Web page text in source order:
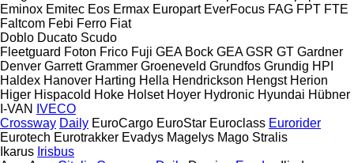
Eminox Emitec Eos Ermax Europart EverFocus FAG FPT FTE
Faltcom Febi Ferro Fiat
Doblo Ducato Scudo
Fleetguard Foton Frico Fuji GEA Bock GEA GSR GT Gardner
Denver Garrett Grammer Groeneveld Grundfos Grundig HPI
Haldex Hanover Harting Hella Hendrickson Hengst Herion
Higer Hispacold Hoke Holset Hoyer Hydronic Hyundai Hübner
I-VAN
IVECO
Crossway Daily EuroCargo EuroStar Euroclass Eurorider
Eurotech Eurotrakker Evadys Magelys Mago Stralis
Ikarus Irisbus